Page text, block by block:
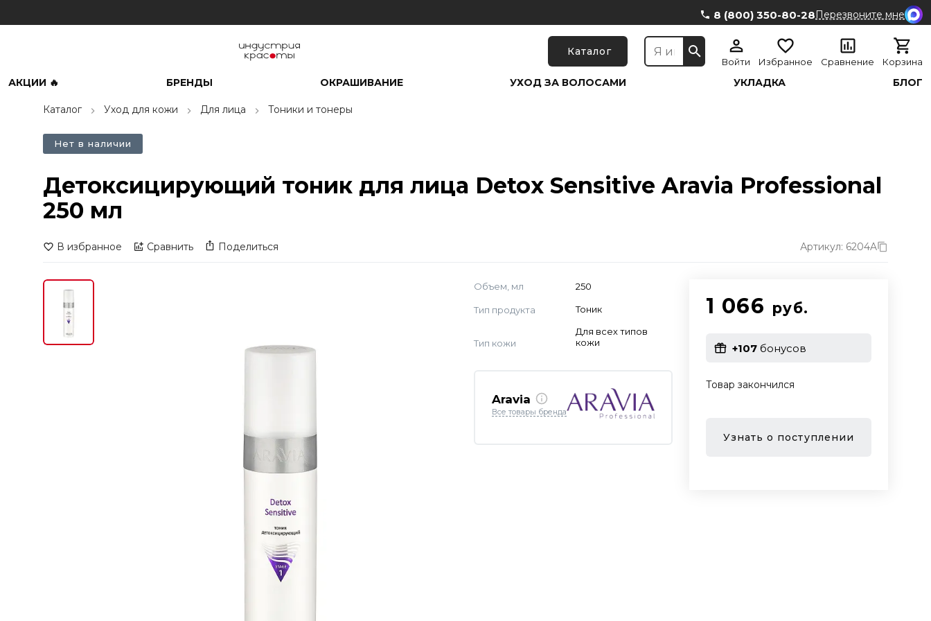
8 (800) 350-80-28Перезвоните мне
Каталог
Войти Избранное Сравнение Корзина
АКЦИИ 🔥 БРЕНДЫ ОКРАШИВАНИЕ УХОД ЗА ВОЛОСАМИ УКЛАДКА БЛОГ
Каталог Уход для кожи Для лица Тоники и тонеры
Нет в наличии
Детоксицирующий тоник для лица Detox Sensitive Aravia Professional
250 мл
В избранное Сравнить Поделиться Артикул: 6204A
Объем, мл 250
Тип продукта Тоник
Тип кожи
Для всех типов
кожи
Aravia
Все товары бренда
1 066 руб.
+107бонусов
Товар закончился
Узнать о поступлении